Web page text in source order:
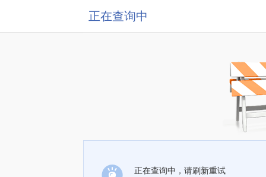
正在查询中
正在查询中，请刷新重试